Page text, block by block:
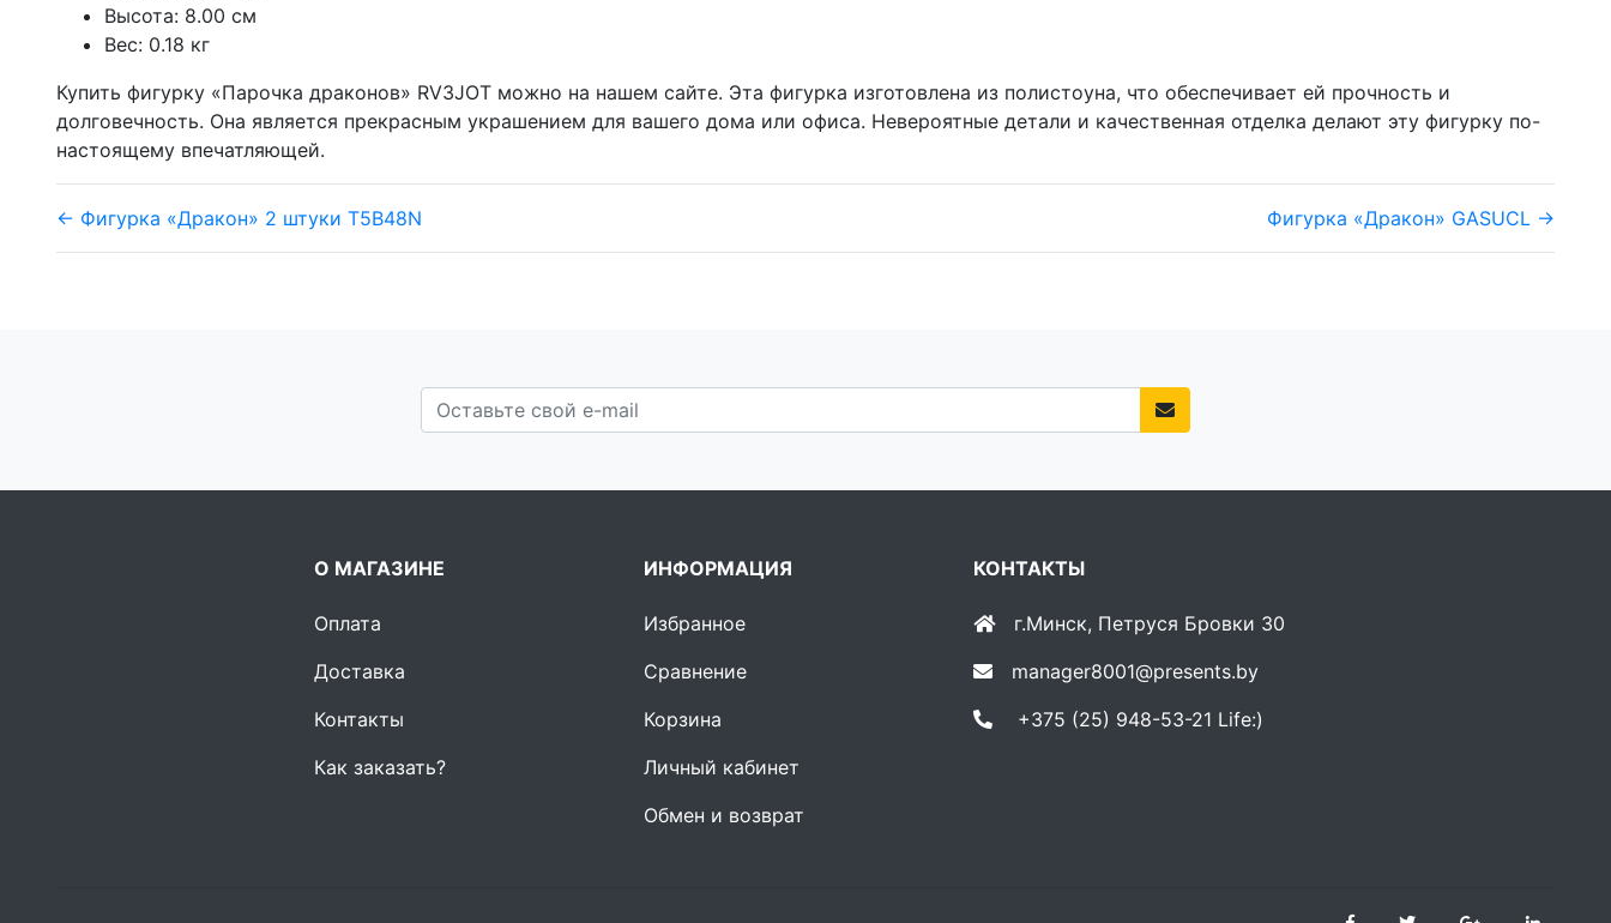
Высота: 8.00 см
Вес: 0.18 кг
Купить фигурку «Парочка драконов» RV3JOT можно на нашем сайте. Эта фигурка изготовлена из полистоуна, что обеспечивает ей прочность и
долговечность. Она является прекрасным украшением для вашего дома или офиса. Невероятные детали и качественная отделка делают эту фигурку по-
настоящему впечатляющей.
← Фигурка «Дракон» 2 штуки T5B48N Фигурка «Дракон» GASUCL →
О МАГАЗИНЕ
Оплата
Доставка
Контакты
Как заказать?
ИНФОРМАЦИЯ
Избранное
Сравнение
Корзина
Личный кабинет
Обмен и возврат
КОНТАКТЫ
г.Минск, Петруся Бровки 30
manager8001@presents.by
+375 (25) 948-53-21 Life:)